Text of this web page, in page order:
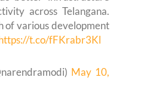
across Telangana.
of various development
t.co/fFKrabr3Kl
May 10,